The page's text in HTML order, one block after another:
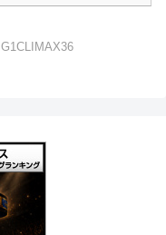
G1CLIMAX36